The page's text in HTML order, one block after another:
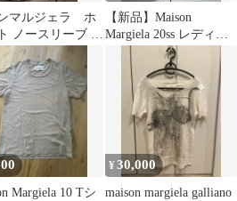
マルジェラ ホ
ノースリーブ ジ
【新品】Maison
Margiela 20ss レディー
ス変形Tシャツ（XS）
Margiela 10 Tシ
¥30,000
maison margiela galliano